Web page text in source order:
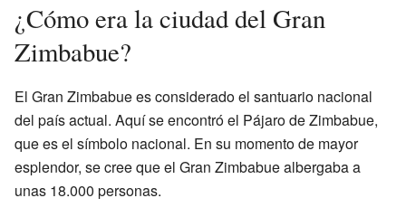
¿Cómo era la ciudad del Gran
Zimbabue?
El Gran Zimbabue es considerado el santuario nacional
del país actual. Aquí se encontró el Pájaro de Zimbabue,
que es el símbolo nacional. En su momento de mayor
esplendor, se cree que el Gran Zimbabue albergaba a
unas 18.000 personas.